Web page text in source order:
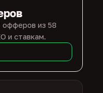
офферов из 58
и ставкам.